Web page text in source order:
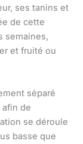
ses tanins et
de cette
semaines,
et fruité ou
séparé
de
se déroule
basse que